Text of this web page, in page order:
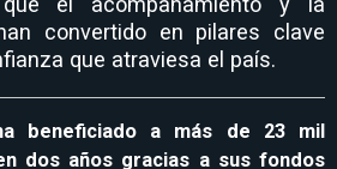
convertido en pilares clave
que atraviesa el país.
beneficiado a más de 23 mil
dos años gracias a sus fondos